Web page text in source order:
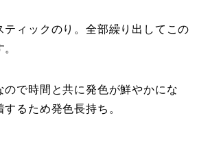
ティックのり。全部繰り出してこの
ので時間と共に発色が鮮やかにな
るため発色長持ち。